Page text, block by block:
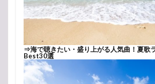
⇒海で聴きたい・盛り上がる人気曲！夏歌
Best30選